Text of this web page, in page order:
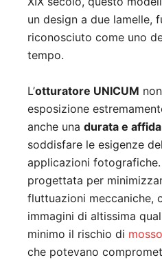
un design a due lamelle,
riconosciuto come uno
tempo.
L’otturatore UNICUM
esposizione
anche una durata e
soddisfare le esigenze
applicazioni
progettata per
fluttuazioni meccaniche,
immagini di altissima
minimo il rischio di mosso
che potevano